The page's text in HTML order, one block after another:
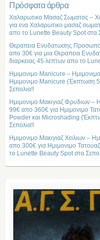
Πρόσφατα άρθρα
Χαλαρωτικο Μασαζ Σωματος –
για ενα Χαλαρωτικο μασαζ
απο το Lunette Beauty Spot στα
Θεραπεια Ενυδατωσης
απο 30€ για μια Θεραπεια
διαρκειας 45 λεπτων απο το
Ημιμονιμο Manicure –
Ημιμονιμο Manicure (Έκπτωση
Σεπολια!!
Ημιμονιμο Μακιγιαζ Φρυδιων –
99€ απο 360€ για Ημιμονιμο
Powder και Microshading
Σεπολια!!
Ημιμονιμο Μακιγιαζ Χειλιων –
απο 300€ για Ημιμονιμο
το Lunette Beauty Spot στα